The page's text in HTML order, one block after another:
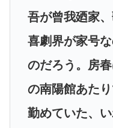
吾が曾我廼家
喜劇界が家号
のだろう。房
の南陽館あた
勤めていた、